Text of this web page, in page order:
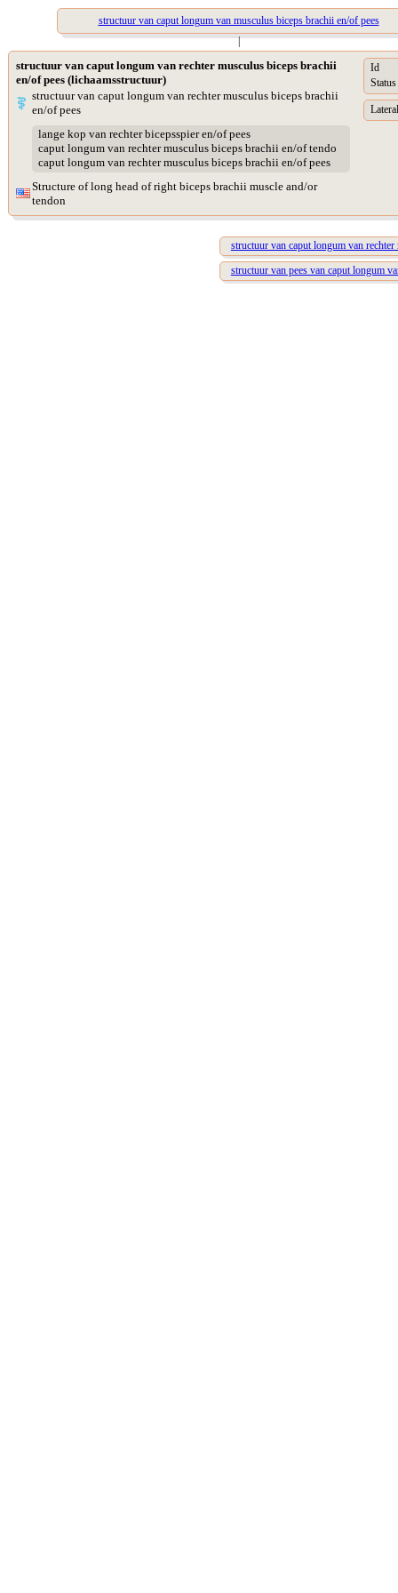
structuur van caput longum van musculus biceps brachii en/of pees
|
structuur van caput longum van rechter musculus biceps brachii
en/of pees (lichaamsstructuur)
structuur van caput longum van rechter musculus biceps brachii
en/of pees
lange kop van rechter bicepsspier en/of pees
caput longum van rechter musculus biceps brachii en/of tendo
caput longum van rechter musculus biceps brachii en/of pees
Structure of long head of right biceps brachii muscle and/or
tendon
Id
Status
structuur van caput longum van
structuur van pees van caput longum